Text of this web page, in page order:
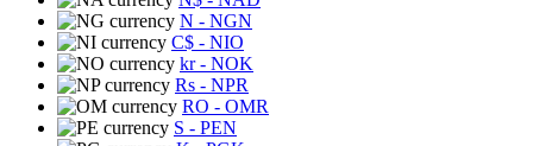
N - NGN
C$ - NIO
kr- NOK
Rs - NPR
RO - OMR
S - PEN